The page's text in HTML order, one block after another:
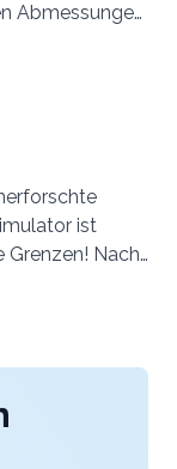
Abmessungen
auch Sie
Virtual
fantastische
auch in
sicher
erleben Sie
Pilotenkombi
ist
Grenzen! Nach
Sie
Ihnen die
den SPACE
neue